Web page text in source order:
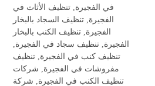
في الفجيرة تنظيف الأثاث في
الفجيرة تنظيف السجاد بالبخار
الفجيرة تنظيف الكنب بالبخار
الفجيرة تنظيف سجاد في الفجيرة
تنظيف كنب في الفجيرة تنظيف
مفروشات في الفجيرة
شركات
تنظيف الكنب في الفجيرة
شركة